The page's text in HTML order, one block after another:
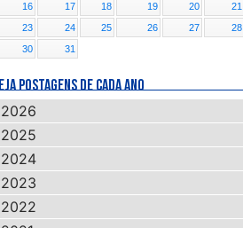
16
17 18 19 20 21
23
24 25 26 27 28
30
31
POSTAGENS DE CADA ANO
2026
2025
2024
2023
2022